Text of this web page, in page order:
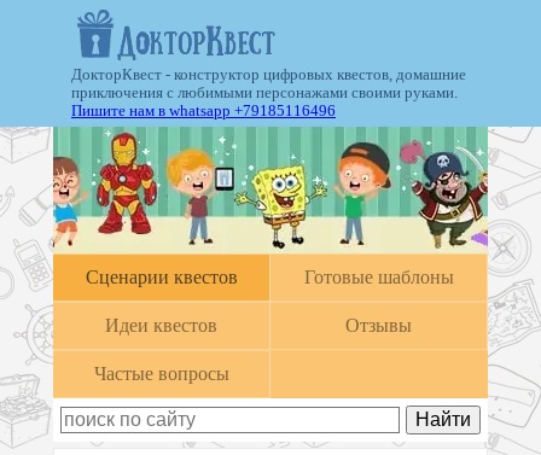
ДокторКвест - конструктор цифровых квестов, домашние
приключения с любимыми персонажами своими руками.
Пишите нам в whatsapp +79185116496
Cценарии квестов Готовые шаблоны
Идеи квестов Отзывы
Частые вопросы